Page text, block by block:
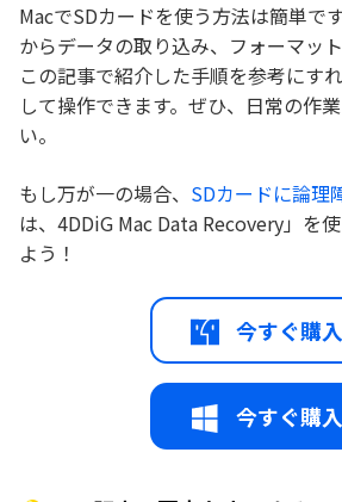
MacでSDカードを使う方法は簡単です
からデータの取り込み、フォーマッ
この記事で紹介した手順を参考にす
して操作できます。ぜひ、日常の作
い。
もし万が一の場合、 SDカードに論理
は、4DDiG Mac Data Recovery」を
よう！
今すぐ購入
今すぐ購入